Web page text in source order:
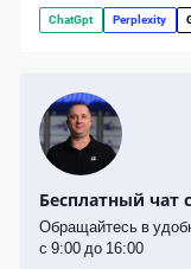
ChatGpt Perplexity
Бесплатный чат
Обращайтесь в
с 9:00 до 16:00